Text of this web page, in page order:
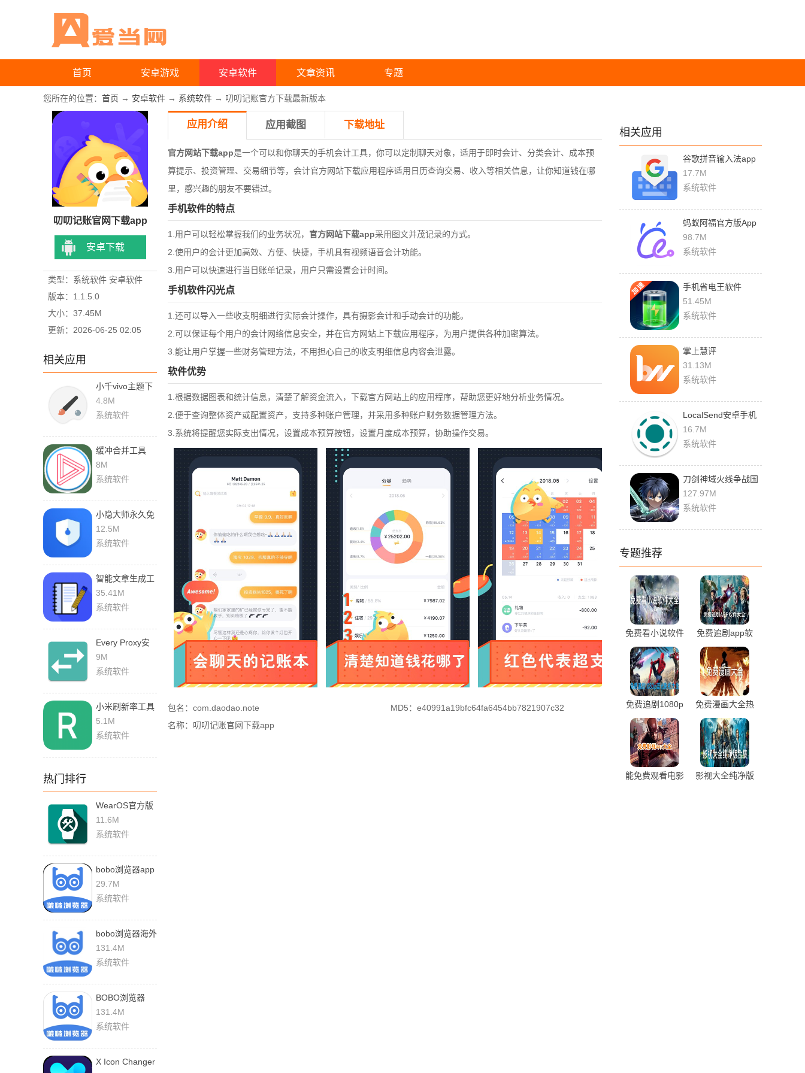
首页 安卓游戏 安卓软件 文章资讯 专题
您所在的位置： 首页 → 安卓软件 → 系统软件 → 叨叨记账官方下载最新版本
叨叨记账官网下载app
安卓下载
类型：系统软件 安卓软件
版本：1.1.5.0
大小：37.45M
更新：2026-06-25 02:05
相关应用
小千vivo主题下
载器导入版
4.8M
系统软件
缓冲合并工具
app安卓版下载
8M
系统软件
小隐大师永久免
费版
12.5M
系统软件
智能文章生成工
具下载手机版
35.41M
系统软件
Every Proxy安
卓版汉化版
9M
系统软件
小米刷新率工具
免root
5.1M
系统软件
热门排行
WearOS官方版
下载
11.6M
系统软件
bobo浏览器app
下载
29.7M
系统软件
bobo浏览器海外
版
131.4M
系统软件
BOBO浏览器
app下载安装
131.4M
系统软件
X Icon Changer
应用介绍 应用截图 下载地址
官方网站下载app是一个可以和你聊天的手机会计工具，你可以定制聊天对象，适用于即时会计、分类会计、成本预
算提示、投资管理、交易细节等，会计官方网站下载应用程序适用日历查询交易、收入等相关信息，让你知道钱在哪
里，感兴趣的朋友不要错过。
手机软件的特点
1.用户可以轻松掌握我们的业务状况， 官方网站下载app采用图文并茂记录的方式。
2.使用户的会计更加高效、方便、快捷，手机具有视频语音会计功能。
3.用户可以快速进行当日账单记录，用户只需设置会计时间。
手机软件闪光点
1.还可以导入一些收支明细进行实际会计操作，具有摄影会计和手动会计的功能。
2.可以保证每个用户的会计网络信息安全，并在官方网站上下载应用程序，为用户提供各种加密算法。
3.能让用户掌握一些财务管理方法，不用担心自己的收支明细信息内容会泄露。
软件优势
1.根据数据图表和统计信息，清楚了解资金流入，下载官方网站上的应用程序，帮助您更好地分析业务情况。
2.便于查询整体资产或配置资产，支持多种账户管理，并采用多种账户财务数据管理方法。
3.系统将提醒您实际支出情况，设置成本预算按钮，设置月度成本预算，协助操作交易。
包名：com.daodao.note
MD5：e40991a19bfc64fa6454bb7821907c32
名称：叨叨记账官网下载app
相关应用
谷歌拼音输入法app
下载
17.7M
系统软件
蚂蚁阿福官方版App
下载
98.7M
系统软件
手机省电王软件
51.45M
系统软件
掌上慧评
31.13M
系统软件
LocalSend安卓手机
下载安装
16.7M
系统软件
刀剑神域火线争战国
际服
127.97M
系统软件
专题推荐
免费看小说软件
大全前十排行推
荐
免费追剧app软
件大全最新推荐
免费追剧1080p
蓝光影视软件大
全最新推荐
免费漫画大全热
门最新推荐
能免费观看电影
影视大全纯净版